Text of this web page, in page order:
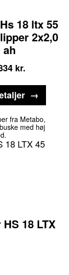
18 ltx 55
2x2,0
ah
kr.
18 LTX
fra Metabo,
med høj